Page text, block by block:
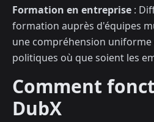
Formation en entreprise :
formation auprès d'équipes
une compréhension
politiques où que soient les
Comment
DubX